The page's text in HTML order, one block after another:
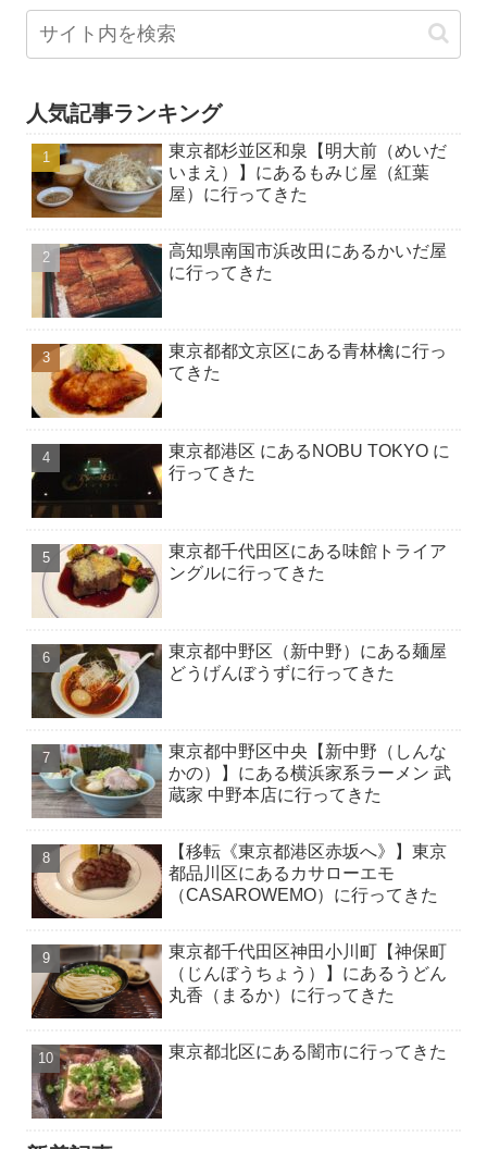
人気記事ランキング
東京都杉並区和泉【明大前（めいだ
いまえ）】にあるもみじ屋（紅葉
屋）に行ってきた
高知県南国市浜改田にあるかいだ屋
に行ってきた
東京都都文京区にある青林檎に行っ
てきた
東京都港区 にあるNOBU TOKYO に
行ってきた
東京都千代田区にある味館トライア
ングルに行ってきた
東京都中野区（新中野）にある麺屋
どうげんぼうずに行ってきた
東京都中野区中央【新中野（しんな
かの）】にある横浜家系ラーメン 武
蔵家 中野本店に行ってきた
【移転《東京都港区赤坂へ》】東京
都品川区にあるカサローエモ
（CASAROWEMO）に行ってきた
東京都千代田区神田小川町【神保町
（じんぼうちょう）】にあるうどん
丸香（まるか）に行ってきた
東京都北区にある闇市に行ってきた